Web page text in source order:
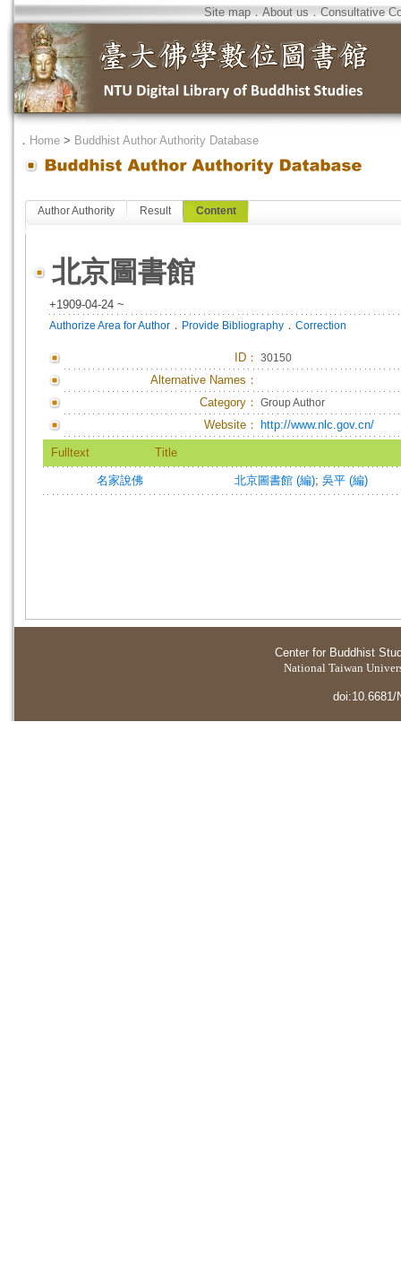
Site map．About us．Consultative
． Home > Buddhist Author Authority Database
Author Authority Result Content
北京圖書館
+1909-04-24 ~
Authorize Area for Author ． Provide Bibliography ． Correction
ID ： 30150
Alternative Names：
Category： Group Author
Website： http://www.nlc.gov.cn/
Fulltext Title
名家說佛 北京圖書館 (編); 吳平 (編)
Center for Buddhist
National Taiwan
doi:10.6681/